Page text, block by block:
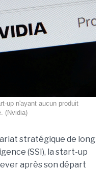
up n'ayant aucun produit
(Nvidia)
stratégique de long
(SSI), la start-up
après son départ